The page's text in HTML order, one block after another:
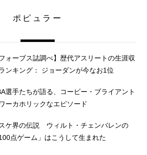
ポピュラー
フォーブス誌調べ】歴代アスリートの生涯収
ンキング： ジョーダンが今なお1位
選手たちが語る、コービー・ブライアント
ーカホリックなエピソード
ケ界の伝説 ウィルト・チェンバレンの
100点ゲーム」はこうして生まれた